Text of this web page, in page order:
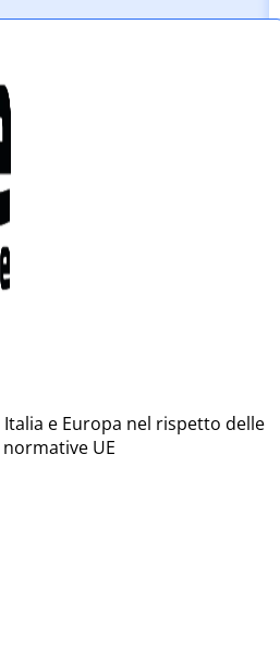
e Europa nel rispetto delle
normative UE